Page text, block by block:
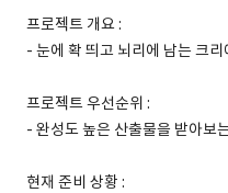
프로젝트 개요 :
- 눈에 확 띄고 뇌리에 남는 크
프로젝트 우선순위 :
- 완성도 높은 산출물을 받아보
현재 준비 상황 :